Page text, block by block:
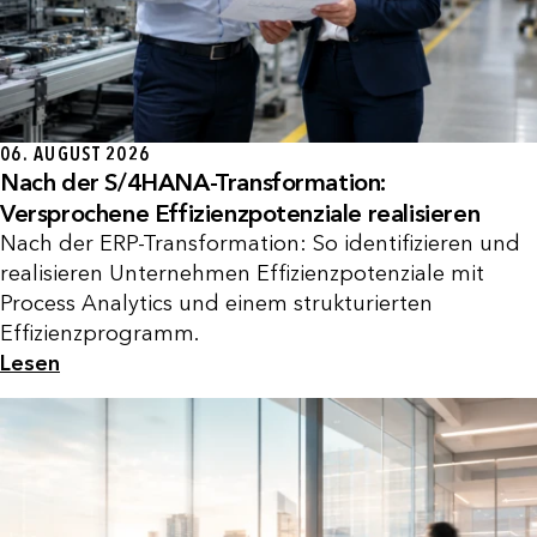
06. AUGUST 2026
Nach der S/4HANA-Transformation:
Versprochene Effizienzpotenziale realisieren
Nach der ERP-Transformation: So identifizieren und
realisieren Unternehmen Effizienzpotenziale mit
Process Analytics und einem strukturierten
Effizienzprogramm.
Lesen